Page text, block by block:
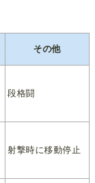
その他
段格闘
射撃時に移動停止